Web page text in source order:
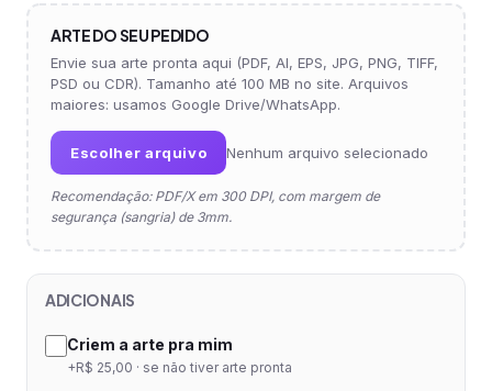
ARTE DO SEU PEDIDO
Envie sua arte pronta aqui (PDF, AI, EPS, JPG, PNG, TIFF,
PSD ou CDR). Tamanho até 100 MB no site. Arquivos
maiores: usamos Google Drive/WhatsApp.
Escolher arquivo Nenhum arquivo selecionado
Recomendação: PDF/X em 300 DPI, com margem de
segurança (sangria) de 3mm.
ADICIONAIS
Criem a arte pra mim
+R$ 25,00 · se não tiver arte pronta